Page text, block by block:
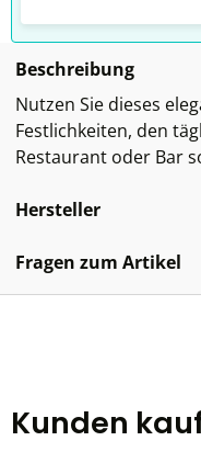
Beschreibung
Nutzen Sie dieses
Festlichkeiten, den
Restaurant oder Bar
Hersteller
Fragen zum Artikel
Kunden